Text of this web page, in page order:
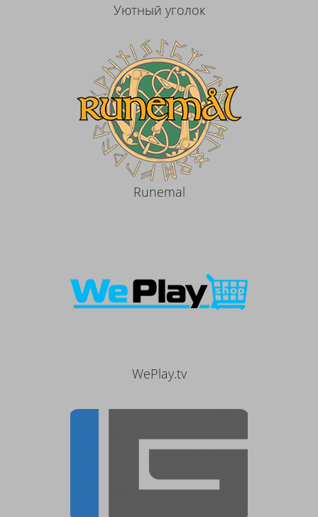
Уютный уголок
Runemal
WePlay.tv